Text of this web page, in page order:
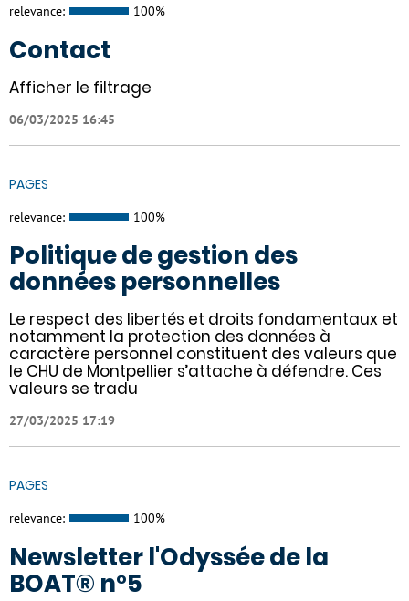
relevance: 100%
Contact
Afficher le filtrage
06/03/2025 16:45
PAGES
relevance: 100%
Politique de gestion des
données personnelles
Le respect des libertés et droits fondamentaux et
notamment la protection des données à
caractère personnel constituent des valeurs que
le CHU de Montpellier s’attache à défendre. Ces
valeurs se tradu
27/03/2025 17:19
PAGES
relevance: 100%
Newsletter l'Odyssée de la
BOAT® n°5